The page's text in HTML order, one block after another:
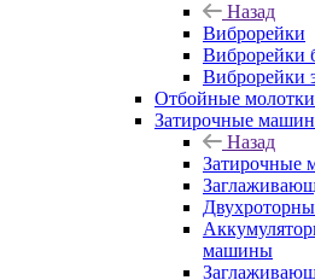
Назад
Виброрейки
Виброрейки
Виброрейки
Отбойные
Затирочные
Назад
Затирочные
машины